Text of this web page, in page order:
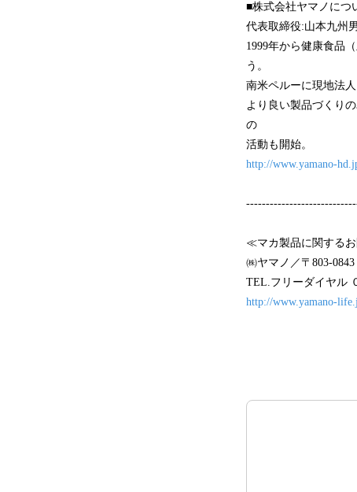
■株式会社ヤマノにつ
代表取締役:山本九州
1999年から健康食品
う。
南米ペルーに現地法
より良い製品づくり
の
活動も開始。
http://www.yamano-
≪マカ製品に関する
㈱ヤマノ／〒803-
TEL.フリーダイヤル
http://www.yamano-